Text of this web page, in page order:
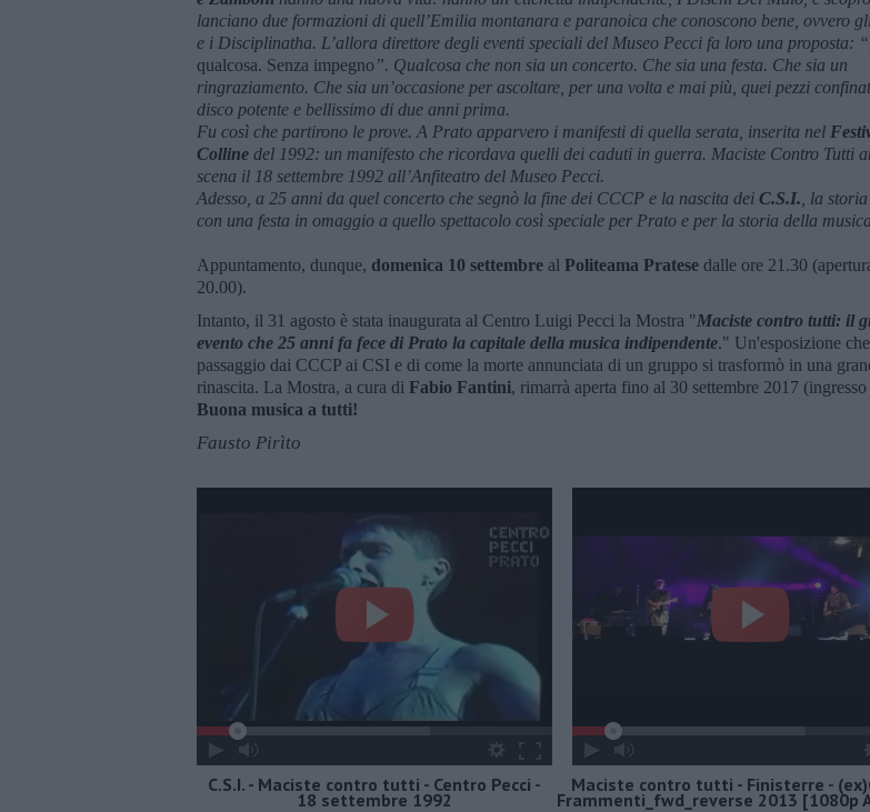
lanciano due formazioni di quell’Emilia montanara e paranoica che conoscono bene, ovvero
e i Disciplinatha. L’allora direttore degli eventi speciali del Museo Pecci fa loro una proposta: “
qualcosa. Senza impegno ”. Qualcosa che non sia un concerto. Che sia una festa. Che sia un
ringraziamento. Che sia un’occasione per ascoltare, per una volta e mai più, quei pezzi
disco potente e bellissimo di due anni prima.
Fu così che partirono le prove. A Prato apparvero i manifesti di quella serata, inserita nel
Colline del 1992: un manifesto che ricordava quelli dei caduti in guerra. Maciste Contro Tutti
scena il 18 settembre 1992 all’Anfiteatro del Museo Pecci.
Adesso, a 25 anni da quel concerto che segnò la fine dei CCCP e la nascita dei C.S.I. , la
con una festa in omaggio a quello spettacolo così speciale per Prato e per la storia della
Appuntamento, dunque, domenica 10 settembre al Politeama Pratese dalle ore 21.30
20.00).
Intanto, il 31 agosto è stata inaugurata al Centro Luigi Pecci la Mostra "Maciste contro tutti: il
evento che 25 anni fa fece di Prato la capitale della musica indipendente." Un'esposizione
passaggio dai CCCP ai CSI e di come la morte annunciata di un gruppo si trasformò in una
rinascita. La Mostra, a cura di Fabio Fantini, rimarrà aperta fino al 30 settembre 2017
Buona musica a tutti!
Fausto Pirìto
C.S.I. - Maciste contro tutti - Centro Pecci -
18 settembre 1992
Maciste contro tutti - Finisterre -
Frammenti_fwd_reverse 2013 [1080p